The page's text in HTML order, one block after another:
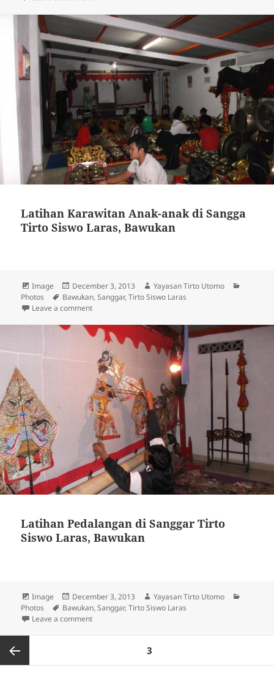
Latihan Karawitan Anak-anak di Sangga
Tirto Siswo Laras, Bawukan
Format
Image
Posted
on
December 3, 2013 Author
Yayasan Tirto Utomo
Photos
Tags
Bawukan,Sanggar,Tirto Siswo Laras
Leave a comment
Latihan Pedalangan di Sanggar Tirto
Siswo Laras, Bawukan
Format
Image
Posted
on
December 3, 2013 Author
Yayasan Tirto Utomo
Photos
Tags
Bawukan,Sanggar,Tirto Siswo Laras
Leave a comment
Posts
pagination
3